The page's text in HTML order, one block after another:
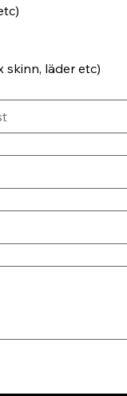
skinn, läder etc)